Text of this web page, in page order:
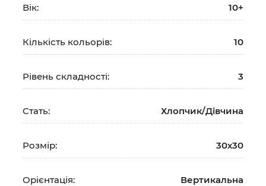
Вік: 10+
Кількість кольорів: 10
Рівень складності: 3
Стать: Хлопчик/Дiвчина
Розмір: 30х30
Орієнтація: Вертикальна